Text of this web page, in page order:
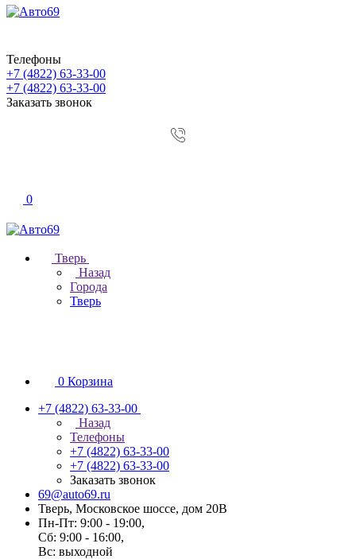
Телефоны
+7 (4822) 63-33-00
+7 (4822) 63-33-00
Заказать звонок
0
Тверь
Назад
Города
Тверь
0 Корзина
+7 (4822) 63-33-00
Назад
Телефоны
+7 (4822) 63-33-00
+7 (4822) 63-33-00
Заказать звонок
69@auto69.ru
Тверь, Московское шоссе, дом 20В
Пн-Пт: 9:00 - 19:00,
Сб: 9:00 - 16:00,
Вс: выходной